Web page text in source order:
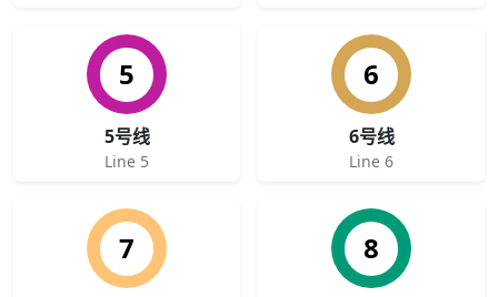
5
5号线
Line 5
6
6号线
Line 6
7 8